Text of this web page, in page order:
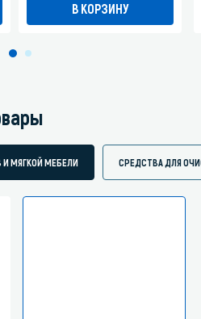
В КОРЗИНУ
МЯГКОЙ МЕБЕЛИ СРЕДСТВА ДЛЯ